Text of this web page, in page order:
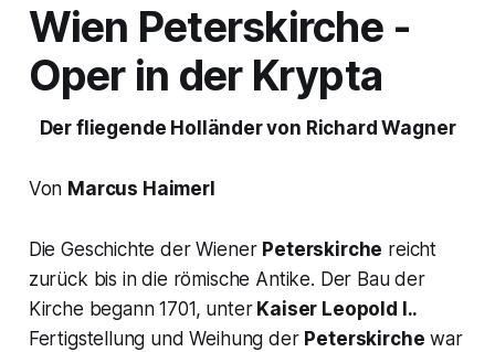
Wien Peterskirche -
Oper in der Krypta
Der fliegende Holländervon Richard Wagner
Von Marcus Haimerl
Die Geschichte der Wiener Peterskirche reicht
zurück bis in die römische Antike. Der Bau der
Kirche begann 1701, unterKaiser Leopold I..
Fertigstellung und Weihung der Peterskirche war